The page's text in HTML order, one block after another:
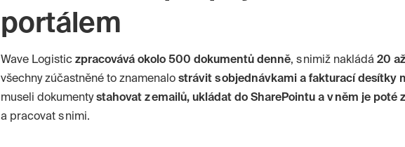
portálem
Wave Logistic zpracovává okolo 500 dokumentů denně, s nimiž nakládá 20
všechny zúčastněné to znamenalo strávit s objednávkami a fakturací desítky
museli dokumentystahovat z emailů, ukládat do SharePointu a v něm je poté
a pracovat s nimi.